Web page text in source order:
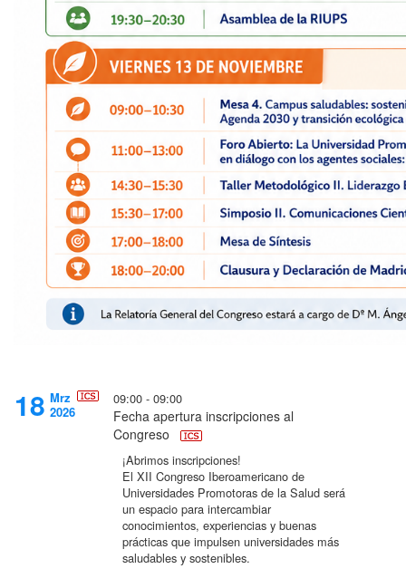
18 Mrz
2026
09:00 - 09:00
Fecha apertura inscripciones al
Congreso
¡Abrimos inscripciones!
El XII Congreso Iberoamericano de
Universidades Promotoras de la Salud será
un espacio para intercambiar
conocimientos, experiencias y buenas
prácticas que impulsen universidades más
saludables y sostenibles.